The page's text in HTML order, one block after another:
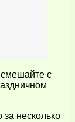
с
за несколько